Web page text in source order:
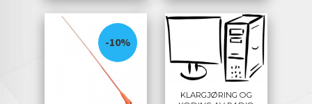
-10%
KLARGJØRING OG